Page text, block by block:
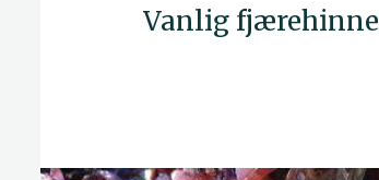
Vanlig fjærehinne